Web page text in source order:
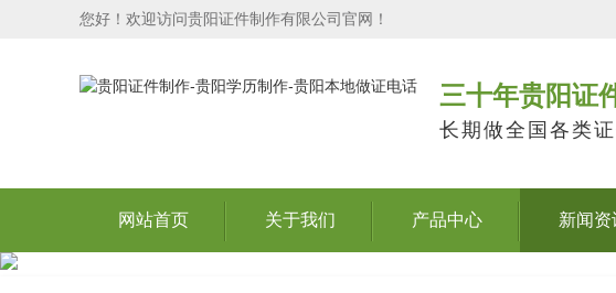
您好！欢迎访问贵阳证件制作有限公司官网！
三十年贵阳证
长期做全国各类
网站首页 关于我们 产品中心 新闻资